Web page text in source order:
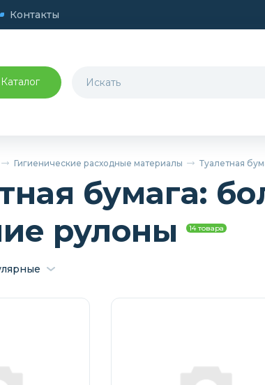
Контакты
Каталог
Гигиенические расходные материалы Туалетная
бумага:
рулоны
14 товара